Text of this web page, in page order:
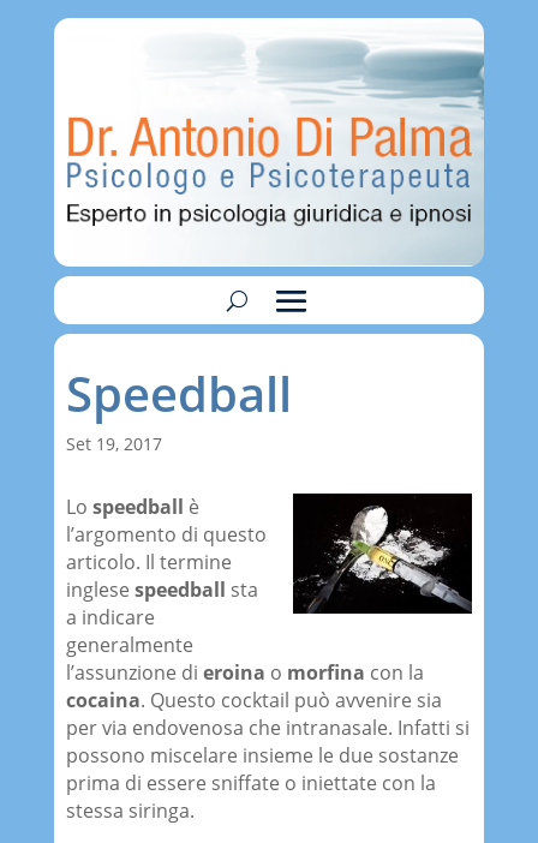
Speedball
Set 19, 2017
Lo speedball è
l’argomento di questo
articolo. Il termine
inglese speedball sta
a indicare
generalmente
l’assunzione di eroina o morfina con la
cocaina. Questo cocktail può avvenire sia
per via endovenosa che intranasale. Infatti si
possono miscelare insieme le due sostanze
prima di essere sniffate o iniettate con la
stessa siringa.